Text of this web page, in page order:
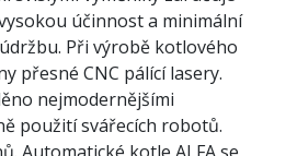
účinnost a minimální
Při výrobě kotlového
přesné CNC pálící lasery.
nejmodernějšími
použití svářecích robotů.